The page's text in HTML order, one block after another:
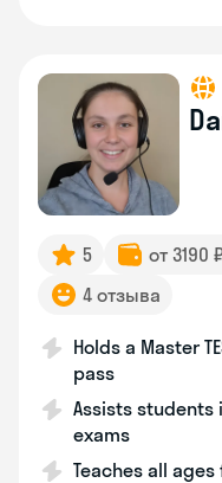
5 от 3190
4 отзыва
Holds a Master
pass
Assists students
exams
Teaches all ages